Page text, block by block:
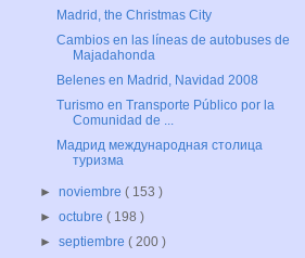
Madrid, the Christmas City
Cambios en las líneas de autobuses de
Majadahonda
Belenes en Madrid, Navidad 2008
Turismo en Transporte Público por la
Comunidad de ...
Мадрид международная столица
туризма
►noviembre( 153 )
►octubre( 198 )
►septiembre( 200 )